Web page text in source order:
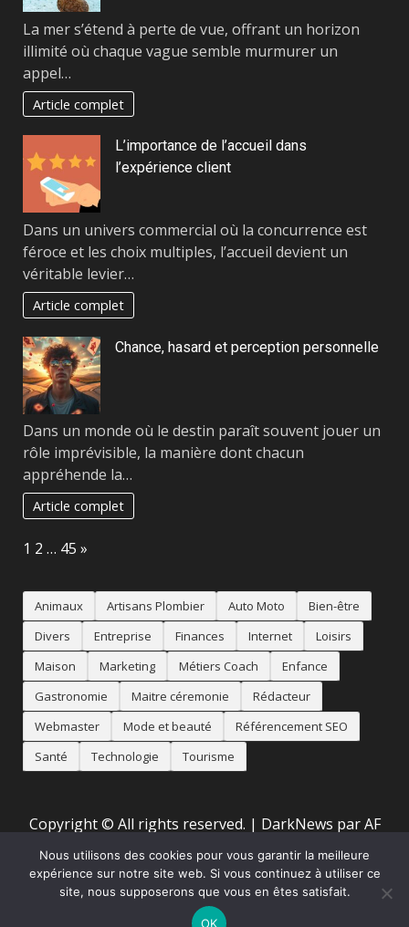
La mer s’étend à perte de vue, offrant un horizon
illimité où chaque vague semble murmurer un
appel…
Article complet
L’importance de l’accueil dans
l’expérience client
Dans un univers commercial où la concurrence est
féroce et les choix multiples, l’accueil devient un
véritable levier…
Article complet
Chance, hasard et perception personnelle
Dans un monde où le destin paraît souvent jouer un
rôle imprévisible, la manière dont chacun
appréhende la…
Article complet
Page:
1 2 … 45 Next
»
Animaux Artisans Plombier Auto Moto
Bien-être
Divers
Entreprise Finances Internet
Loisirs
Maison
Marketing Métiers Coach
Enfance
Gastronomie
Maitre céremonie
Rédacteur
Webmaster
Mode et beauté
Référencement SEO
Santé
Technologie Tourisme
Copyright © All rights reserved. | DarkNews par AF
Accueil Mentions Légales Animaux Artisans Auto
Maison
Nous utilisons des cookies pour vous garantir la meilleure
expérience sur notre site web. Si vous continuez à utiliser ce
site, nous supposerons que vous en êtes satisfait.
OK